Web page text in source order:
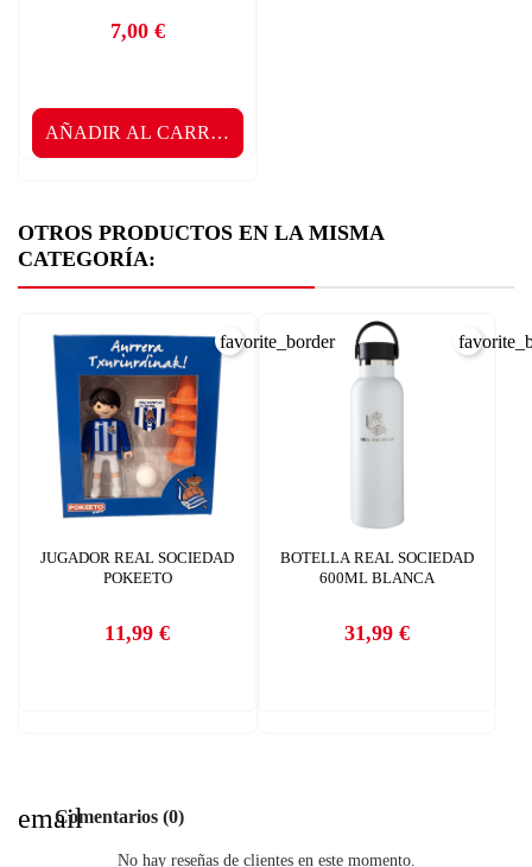
Precio
7,00 €
AÑADIR AL CARRITO
OTROS PRODUCTOS EN LA MISMA
CATEGORÍA:
JUGADOR REAL SOCIEDAD
POKEETO
Precio
11,99 €
favorite_border
BOTELLA REAL SOCIEDAD
600ML BLANCA
Precio
31,99 €
emailComentarios (0)
No hay reseñas de clientes en este momento.